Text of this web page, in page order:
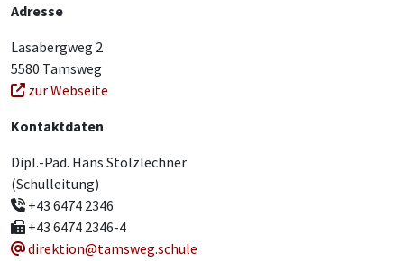
Adresse
Lasabergweg 2
5580 Tamsweg
zur Webseite
Kontaktdaten
Dipl.-Päd. Hans Stolzlechner
(Schulleitung)
+43 6474 2346
+43 6474 2346-4
direktion@tamsweg.schule